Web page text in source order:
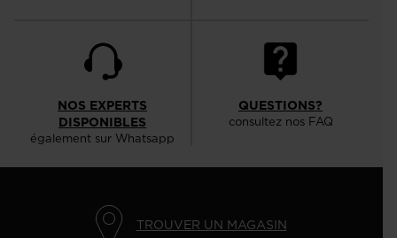
NOS EXPERTS
DISPONIBLES
également sur Whatsapp
QUESTIONS?
consultez nos FAQ
TROUVER UN MAGASIN